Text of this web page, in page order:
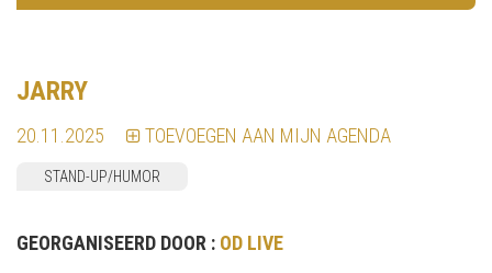
JARRY
20.11.2025 TOEVOEGEN AAN MIJN AGENDA
STAND-UP/HUMOR
GEORGANISEERD DOOR : OD LIVE